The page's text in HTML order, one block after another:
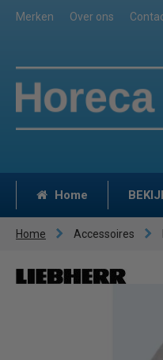
Merken Over ons
Home
Home Accessoires